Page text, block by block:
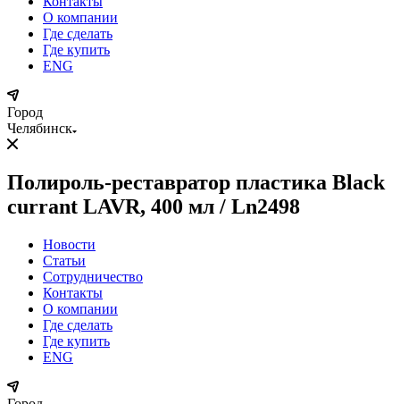
О компании
Где сделать
Где купить
ENG
Город
Челябинск
Полироль-реставратор пластика Black
currant LAVR, 400 мл / Ln2498
Новости
Статьи
Сотрудничество
Контакты
О компании
Где сделать
Где купить
ENG